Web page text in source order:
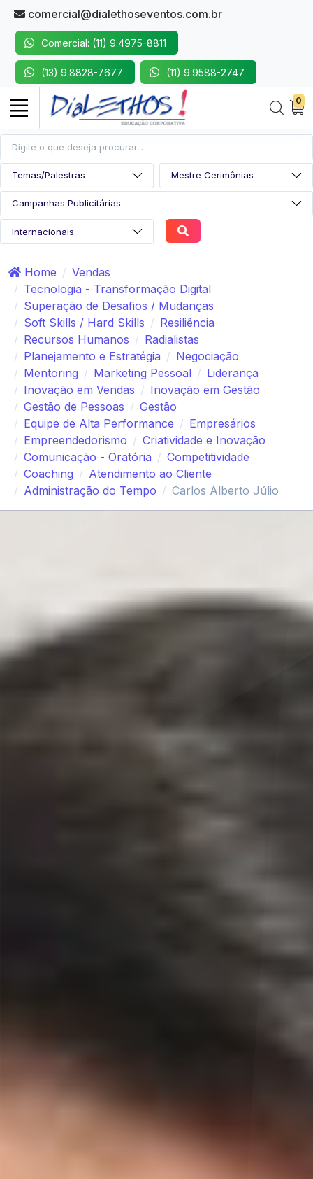
comercial@dialethoseventos.com.br
Comercial: (11) 9.4975-8811
(13) 9.8828-7677 (11) 9.9588-2747
0
Home
Vendas
Tecnologia - Transformação Digital
Superação de Desafios / Mudanças
Soft Skills / Hard Skills
Resiliência
Recursos Humanos
Radialistas
Planejamento e Estratégia
Negociação
Mentoring
Marketing Pessoal
Liderança
Inovação em Vendas
Inovação em Gestão
Gestão de Pessoas
Gestão
Equipe de Alta Performance
Empresários
Empreendedorismo
Criatividade e Inovação
Comunicação - Oratória
Competitividade
Coaching
Atendimento ao Cliente
Administração do Tempo
Carlos Alberto Júlio